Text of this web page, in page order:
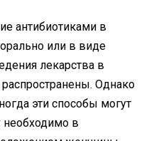
антибиотиками в
или в виде
лекарства в
Однако
эти способы могут
в